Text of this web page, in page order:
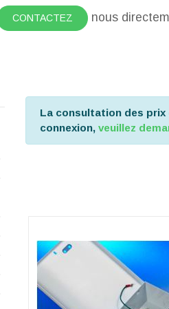
CONTACTEZ nous
La consultation des
connexion, veuillez